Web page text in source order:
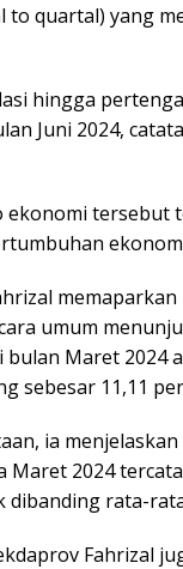
to quartal) yang
hingga
Juni 2024,
ekonomi
umum
bulan Maret 2024
sebesar 11,11
ia
Maret 2024
dibanding rata-
Fahrizal